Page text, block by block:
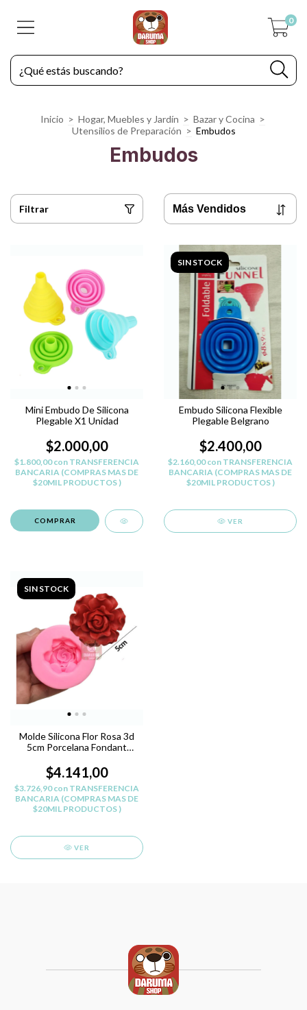
0
Inicio > Hogar, Muebles y Jardín > Bazar y Cocina >
Utensilios de Preparación > Embudos
Embudos
Filtrar
Mini Embudo De Silicona
Plegable X1 Unidad
$2.000,00
$1.800,00con TRANSFERENCIA
BANCARIA (COMPRAS MAS DE
$20MIL PRODUCTOS )
SIN STOCK
Embudo Silicona Flexible
Plegable Belgrano
$2.400,00
$2.160,00con TRANSFERENCIA
BANCARIA (COMPRAS MAS DE
$20MIL PRODUCTOS )
VER
SIN STOCK
Molde Silicona Flor Rosa 3d
5cm Porcelana Fondant
$4.141,00
$3.726,90con TRANSFERENCIA
BANCARIA (COMPRAS MAS DE
$20MIL PRODUCTOS )
VER